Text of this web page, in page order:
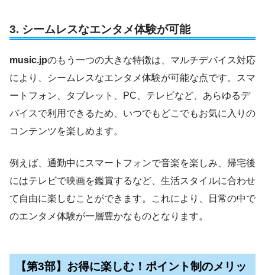
3. シームレスなエンタメ体験が可能
music.jpのもう一つの大きな特徴は、マルチデバイス対応
により、シームレスなエンタメ体験が可能な点です。スマ
ートフォン、タブレット、PC、テレビなど、あらゆるデ
バイスで利用できるため、いつでもどこでもお気に入りの
コンテンツを楽しめます。
例えば、通勤中にスマートフォンで音楽を楽しみ、帰宅後
にはテレビで映画を鑑賞するなど、生活スタイルに合わせ
て自由に楽しむことができます。これにより、日常の中で
のエンタメ体験が一層豊かなものとなります。
【第3部】お得に楽しむ！ポイント制のメリッ